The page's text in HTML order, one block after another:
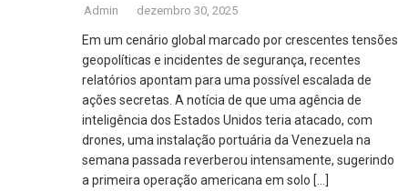
Admin dezembro 30, 2025
Em um cenário global marcado por crescentes tensões
geopolíticas e incidentes de segurança, recentes
relatórios apontam para uma possível escalada de
ações secretas. A notícia de que uma agência de
inteligência dos Estados Unidos teria atacado, com
drones, uma instalação portuária da Venezuela na
semana passada reverberou intensamente, sugerindo
a primeira operação americana em solo […]